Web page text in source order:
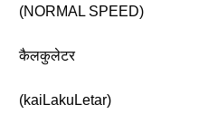
(NORMAL SPEED)
कैलकुलेटर
(kaiLakuLetar)